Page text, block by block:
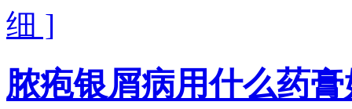
细 ]
脓疱银屑病用什么药